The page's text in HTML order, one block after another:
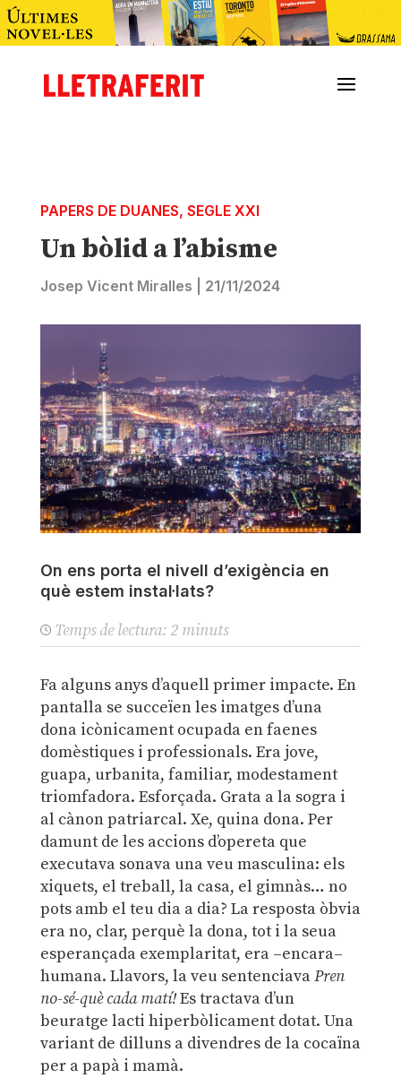
PAPERS DE DUANES, SEGLE XXI
Un bòlid a l’abisme
Josep Vicent Miralles 21/11/2024
On ens porta el nivell d’exigència en
què estem instal·lats?
Temps de lectura: 2 minuts
Fa alguns anys d’aquell primer impacte. En
pantalla se succeïen les imatges d’una
dona icònicament ocupada en faenes
domèstiques i professionals. Era jove,
guapa, urbanita, familiar, modestament
triomfadora. Esforçada. Grata a la sogra i
al cànon patriarcal. Xe, quina dona. Per
damunt de les accions d’opereta que
executava sonava una veu masculina: els
xiquets, el treball, la casa, el gimnàs… no
pots amb el teu dia a dia? La resposta òbvia
era no, clar, perquè la dona, tot i la seua
esperançada exemplaritat, era –encara–
humana. Llavors, la veu sentenciavaPren
no-sé-què cada matí!Es tractava d’un
beuratge lacti hiperbòlicament dotat. Una
variant de dilluns a divendres de la cocaïna
per a papà i mamà.